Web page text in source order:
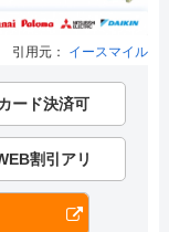
引用元： イースマイル
ード決済可
割引アリ